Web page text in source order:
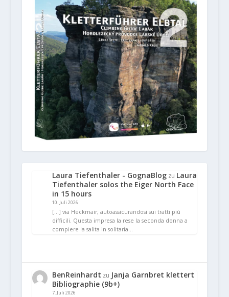
Laura Tiefenthaler - GognaBlogzu Laura
Tiefenthaler solos the Eiger North Face
in 15 hours
10. Juli 2026
[…] via Heckmair, autoassicurandosi sui tratti più
difficili. Questa impresa la rese la seconda donna a
compiere la salita in solitaria…
BenReinhardt zu Janja Garnbret klettert
Bibliographie (9b+)
7. Juli 2026